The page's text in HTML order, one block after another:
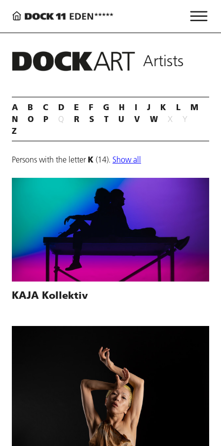
Artists
A B C D E F G H I J K L
M
N
O P Q R S T U V W X Y
Z
Persons with the letter K (14). Show all
KAJA Kollektiv